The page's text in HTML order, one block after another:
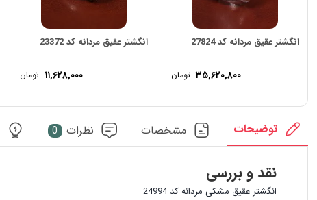
انگشتر عقیق مردانه کد 27824
۳۵,۶۲۰,۸۰۰ تومان
انگشتر عقیق مردانه کد 23372
۱۱,۶۲۸,۰۰۰ تومان
توضیحات مشخصات نظرات 0
نقد و بررسی
انگشتر عقیق مشکی مردانه کد 24994